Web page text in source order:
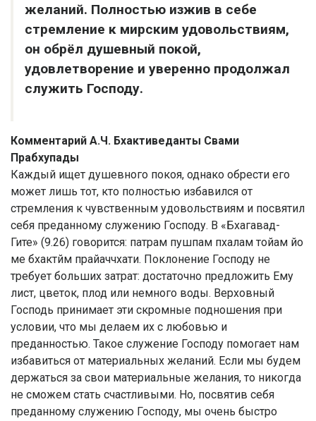
желаний. Полностью изжив в себе
стремление к мирским удовольствиям,
он обрёл душевный покой,
удовлетворение и уверенно продолжал
служить Господу.
Комментарий А.Ч. Бхактиведанты Свами
Прабхупады
Каждый ищет душевного покоя, однако обрести его
может лишь тот, кто полностью избавился от
стремления к чувственным удовольствиям и посвятил
себя преданному служению Господу. В «Бхагавад-
Гите» (9.26) говорится: патрам пушпам пхалам тойам йо
ме бхактйм прайаччхати. Поклонение Господу не
требует больших затрат: достаточно предложить Ему
лист, цветок, плод или немного воды. Верховный
Господь принимает эти скромные подношения при
условии, что мы делаем их с любовью и
преданностью. Такое служение Господу помогает нам
избавиться от материальных желаний. Если мы будем
держаться за свои материальные желания, то никогда
не сможем стать счастливыми. Но, посвятив себя
преданному служению Господу, мы очень быстро